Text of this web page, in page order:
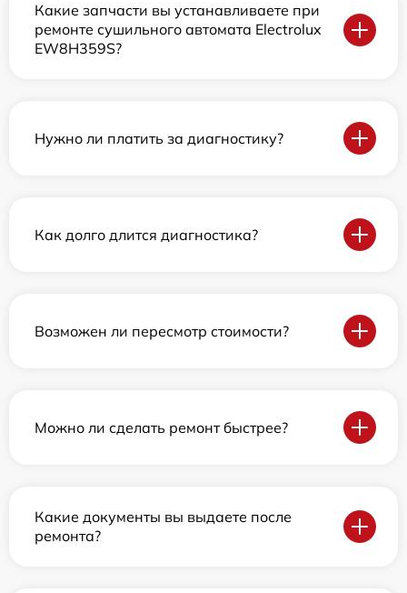
Какие запчасти вы устанавливаете при
ремонте сушильного автомата Electrolux
EW8H359S?
Нужно ли платить за диагностику?
Как долго длится диагностика?
Возможен ли пересмотр стоимости?
Можно ли сделать ремонт быстрее?
Какие документы вы выдаете после
ремонта?